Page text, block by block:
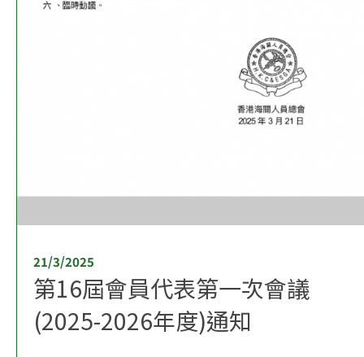
21/3/2025
第16屆會員代表第一次會議
(2025-2026年度)通知